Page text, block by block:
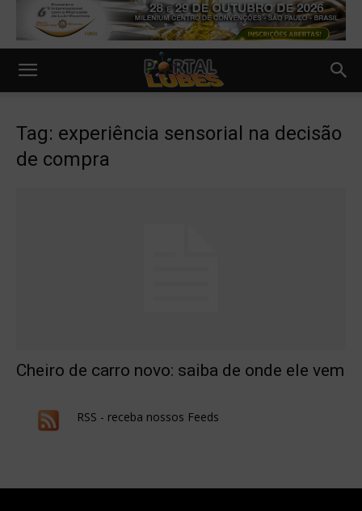
Tag: experiência sensorial na decisão
de compra
Cheiro de carro novo: saiba de onde ele vem
RSS - receba nossos Feeds